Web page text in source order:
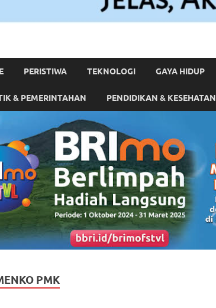
PERISTIWA TEKNOLOGI GAYA HIDUP
& PEMERINTAHAN PENDIDIKAN & KESEHATAN
PMK